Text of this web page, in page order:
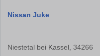
Nissan Juke
Niestetal bei Kassel, 34266